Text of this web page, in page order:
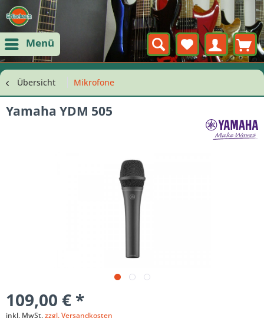
Menü
Übersicht Mikrofone
Yamaha YDM 505
109,00 € *
inkl. MwSt.zzgl. Versandkosten